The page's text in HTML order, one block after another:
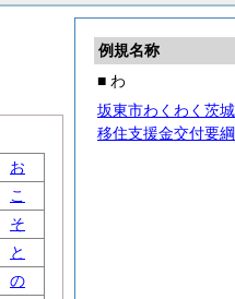
例規名称
■ わ
坂東市わくわく茨
移住支援金交付要綱
お
こ
そ
と
の